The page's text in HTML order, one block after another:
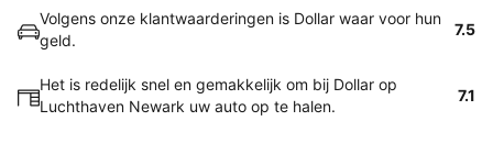
Volgens onze klantwaarderingen is Dollar waar voor hun
geld.
7.5
Het is redelijk snel en gemakkelijk om bij Dollar op
Luchthaven Newark uw auto op te halen.
7.1